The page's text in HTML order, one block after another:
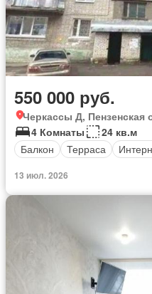
550 000 руб.
Черкассы Д, Пензенская
4 Комнаты
24 кв.м
Балкон
Терраса
13 июл. 2026